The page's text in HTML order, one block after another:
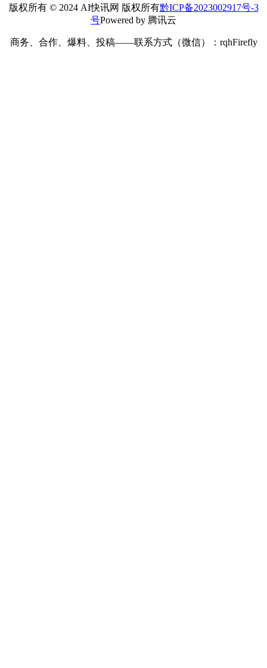
版权所有 © 2024 AI快讯网 版权所有黔ICP备2023002917号-3
号Powered by 腾讯云
商务、合作、爆料、投稿——联系方式（微信）：rqhFirefly